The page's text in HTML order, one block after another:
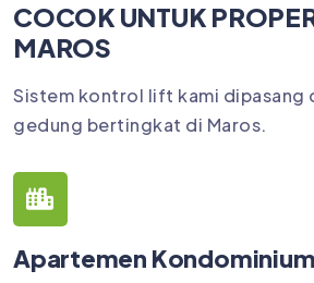
COCOK UNTUK
MAROS
Sistem kontrol lift kami dipasang
gedung bertingkat di Maros.
Apartemen Kondominium